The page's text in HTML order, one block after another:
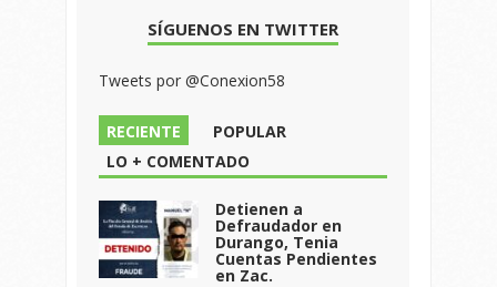
SÍGUENOS EN TWITTER
Tweets por @Conexion58
RECIENTE
POPULAR
LO + COMENTADO
Detienen a
Defraudador en
Durango, Tenia
Cuentas Pendientes
en Zac.